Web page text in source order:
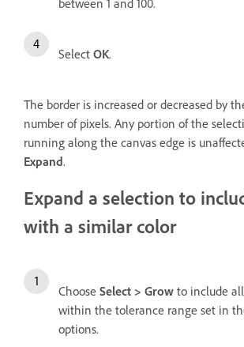
Select OK.
The border is increased or decreased by
number of pixels. Any portion of the
running along the canvas edge is
Expand.
Expand a selection to
with a similar color
Choose Select > Grow to include
within the tolerance range set in
options.